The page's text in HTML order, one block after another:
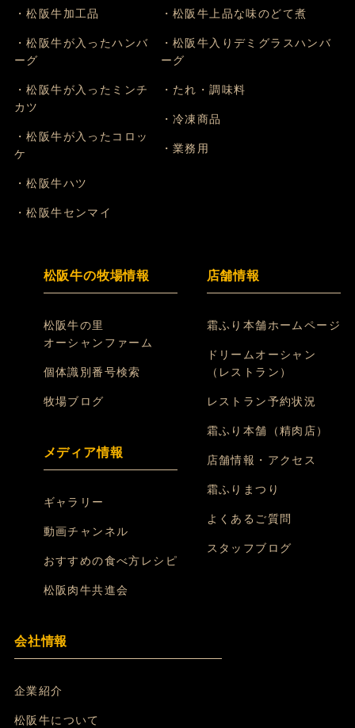
・松阪牛加工品
・松阪牛が入ったハンバ
ーグ
・松阪牛が入ったミンチ
カツ
・松阪牛が入ったコロッ
ケ
・松阪牛ハツ
・松阪牛センマイ
・松阪牛上品な味のどて煮
・松阪牛入りデミグラスハンバ
ーグ
・たれ・調味料
・冷凍商品
・業務用
松阪牛の牧場情報
松阪牛の里
オーシャンファーム
個体識別番号検索
牧場ブログ
メディア情報
ギャラリー
動画チャンネル
おすすめの食べ方レシピ
松阪肉牛共進会
店舗情報
霜ふり本舗ホームページ
ドリームオーシャン
（レストラン）
レストラン予約状況
霜ふり本舗（精肉店）
店舗情報・アクセス
霜ふりまつり
よくあるご質問
スタッフブログ
会社情報
企業紹介
松阪牛について